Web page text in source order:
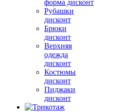
форма дисконт
Рубашки
дисконт
Брюки
дисконт
Верхняя
одежда
дисконт
Костюмы
дисконт
Пиджаки
дисконт